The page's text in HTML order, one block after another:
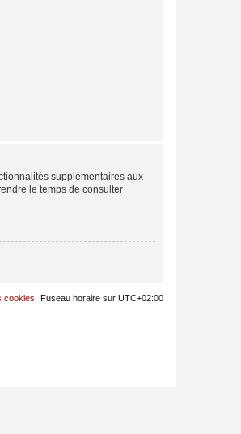
supplémentaires aux
le temps de consulter
Fuseau horaire sur UTC+02:00
cookies